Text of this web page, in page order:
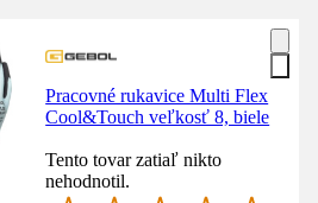
Pracovné rukavice Multi Flex
Cool&Touch veľkosť 8, biele
Tento tovar zatiaľ nikto
nehodnotil.